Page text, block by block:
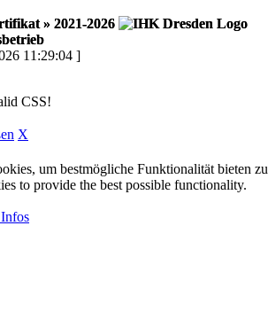
» 2021-2026
11:29:04 ]
X
um bestmögliche Funktionalität bieten
to provide the best possible functionality.